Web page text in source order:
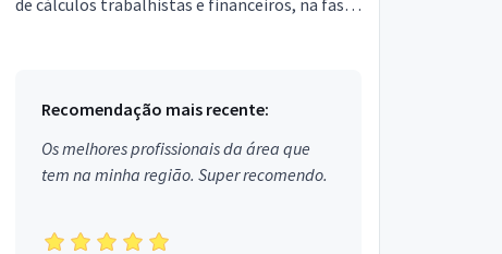
de cálculos trabalhistas e financeiros, na fases
Recomendação mais recente:
Os melhores profissionais da área que
tem na minha região. Super recomendo.